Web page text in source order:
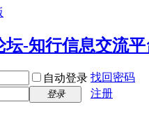
自动登录 找回密码
登录
注册